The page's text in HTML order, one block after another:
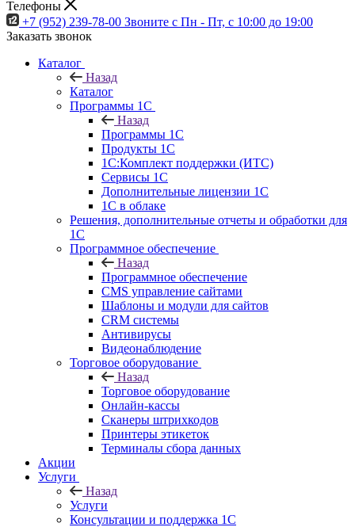
Телефоны
+7 (952) 239-78-00 Звоните с Пн - Пт, с 10:00 до 19:00
Заказать звонок
Каталог
Назад
Каталог
Программы 1С
Назад
Программы 1С
Продукты 1С
1С:Комплект поддержки (ИТС)
Сервисы 1С
Дополнительные лицензии 1С
1С в облаке
Решения, дополнительные отчеты и обработки для
1С
Программное обеспечение
Назад
Программное обеспечение
CMS управление сайтами
Шаблоны и модули для сайтов
CRM системы
Антивирусы
Видеонаблюдение
Торговое оборудование
Назад
Торговое оборудование
Онлайн-кассы
Сканеры штрихкодов
Принтеры этикеток
Терминалы сбора данных
Акции
Услуги
Назад
Услуги
Консультации и поддержка 1C